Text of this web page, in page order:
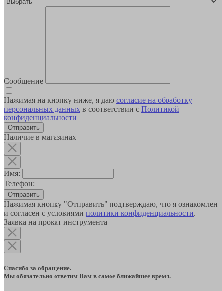
Сообщение
Нажимая на кнопку ниже, я даю согласие на обработку
персональных данных в соответствии с Политикой
конфиденциальности
Наличие в магазинах
Имя:
Телефон:
Отправить
Нажимая кнопку "Отправить" подтверждаю, что я ознакомлен
и согласен с условиями политики конфиденциальности.
Заявка на прокат инструмента
Спасибо за обращение.
Мы обязательно ответим Вам в самое ближайшее время.